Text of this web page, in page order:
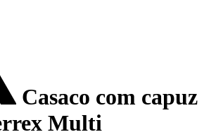
Casaco com capuz
Multi